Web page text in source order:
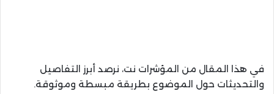
في هذا المقال من المؤشرات نت، نرصد أبرز التفاصيل
والتحديثات حول الموضوع بطريقة مبسطة وموثوقة.